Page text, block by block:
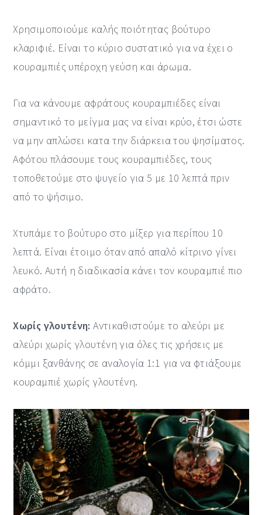
Χρησιμοποιούμε καλής ποιότητας βούτυρο
κλαριφιέ. Είναι το κύριο συστατικό για να έχει ο
κουραμπιές υπέροχη γεύση και άρωμα.
Για να κάνουμε αφράτους κουραμπιέδες είναι
σημαντικό το μείγμα μας να είναι κρύο, έτσι ώστε
να μην απλώσει κατα την διάρκεια του ψησίματος.
Αφότου πλάσουμε τους κουραμπιέδες, τους
τοποθετούμε στο ψυγείο για 5 με 10 λεπτά πριν
από το ψήσιμο.
Χτυπάμε το βούτυρο στο μίξερ για περίπου 10
λεπτά. Είναι έτοιμο όταν από απαλό κίτρινο γίνει
λευκό. Αυτή η διαδικασία κάνει τον κουραμπιέ πιο
αφράτο.
Χωρίς γλουτένη: Αντικαθιστούμε το αλεύρι με
αλεύρι χωρίς γλουτένη για όλες τις χρήσεις με
κόμμι ξανθάνης σε αναλογία 1:1 για να φτιάξουμε
κουραμπιέ χωρίς γλουτένη.